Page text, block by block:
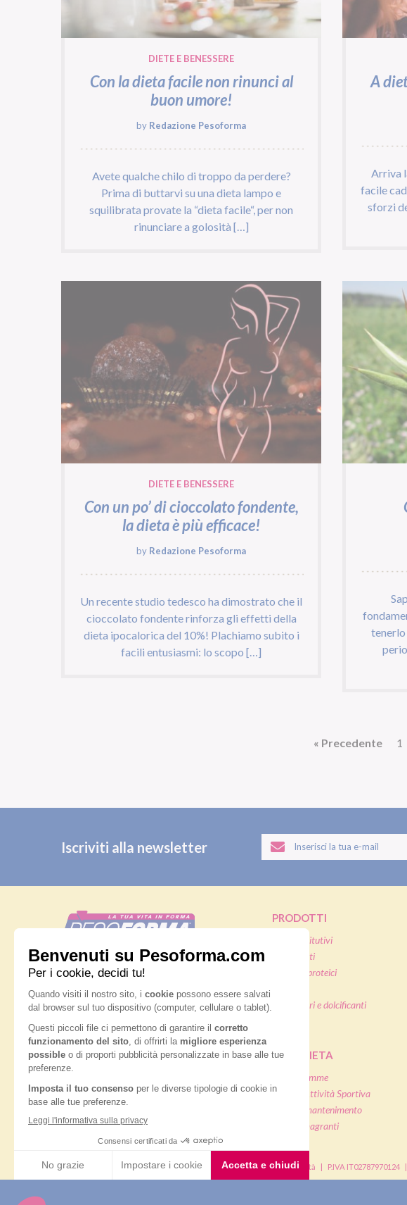
DIETE E BENESSERE
Con la dieta facile non rinunci al
buon umore!
by Redazione Pesoforma
Avete qualche chilo di troppo da perdere?
Prima di buttarvi su una dieta lampo e
squilibrata provate la “dieta facile“, per non
rinunciare a golosità […]
A
Arriva
facile
sforzi
DIETE E BENESSERE
Con un po’ di cioccolato fondente,
la dieta è più efficace!
by Redazione Pesoforma
Un recente studio tedesco ha dimostrato che il
cioccolato fondente rinforza gli effetti della
dieta ipocalorica del 10%! Plachiamo subito i
facili entusiasmi: lo scopo […]
tenerlo
« Precedente 1
Iscriviti alla newsletter
Nutrition & Sante' Italia Spa
via Gioacchino Rossini 1/A
20045 Lainate (MI)
Servizio consumatori:
800-018124
Contatti
ORDINI TELEFONICI
800-018124
PRODOTTI
Pasti sostitutivi
Pasti salati
Alimenti proteici
Integratori e dolcificanti
PIANI DIETA
Dieta mamme
Diete & Attività Sportiva
Diete di mantenimento
Diete dimagranti
® Pesoforma | Legal and privacy | Cookie policy | Accessibilità P.IVA IT02787970124